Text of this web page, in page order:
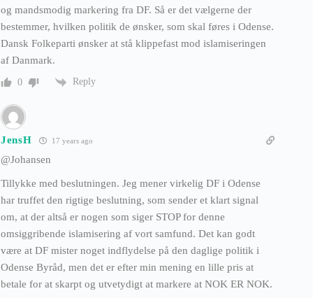
og mandsmodig markering fra DF. Så er det vælgerne der
bestemmer, hvilken politik de ønsker, som skal føres i Odense.
Dansk Folkeparti ønsker at stå klippefast mod islamiseringen
af Danmark.
0 Reply
JensH 17 years ago
@Johansen
Tillykke med beslutningen. Jeg mener virkelig DF i Odense
har truffet den rigtige beslutning, som sender et klart signal
om, at der altså er nogen som siger STOP for denne
omsiggribende islamisering af vort samfund. Det kan godt
være at DF mister noget indflydelse på den daglige politik i
Odense Byråd, men det er efter min mening en lille pris at
betale for at skarpt og utvetydigt at markere at NOK ER NOK.